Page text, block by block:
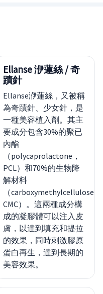
Ellanse 洢蓮絲 / 奇
蹟針
Ellanse洢蓮絲，又被稱
為奇蹟針、少女針，是
一種美容植入劑。其主
要成分包含30%的聚已
內酯
（polycaprolactone，
PCL）和70%的生物降
解材料
（carboxymethylcellulose，
CMC）。這兩種成分構
成的凝膠體可以注入皮
膚，以達到填充和提拉
的效果，同時刺激膠原
蛋白再生，達到長期的
美容效果。